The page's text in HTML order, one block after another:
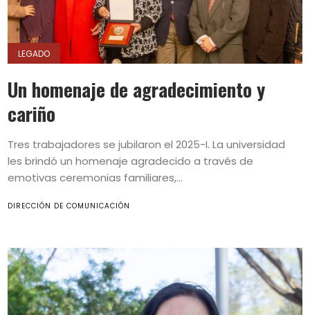
LEGADO
Un homenaje de agradecimiento y
cariño
Tres trabajadores se jubilaron el 2025-I. La universidad
les brindó un homenaje agradecido a través de
emotivas ceremonias familiares,...
DIRECCIÓN DE COMUNICACIÓN